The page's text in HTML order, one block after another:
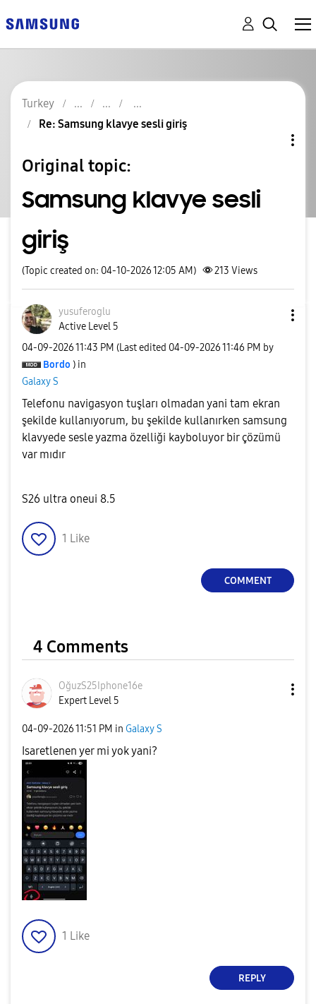
Turkey
Re: Samsung klavye sesli giriş
Original topic:
Samsung klavye sesli
giriş
(Topic created on: 04-10-2026 12:05 AM) 213 Views
yusuferoglu
Active Level 5
‎04-09-202611:43 PM (Last edited ‎04-09-202611:46 PM by
Bordo ) in
Galaxy S
Telefonu navigasyon tuşları olmadan yani tam ekran
şekilde kullanıyorum, bu şekilde kullanırken samsung
klavyede sesle yazma özelliği kayboluyor bir çözümü
var mıdır
S26 ultra oneui 8.5
1 Like
COMMENT
4 Comments
OğuzS25Iphone16e
Expert Level 5
‎04-09-202611:51 PM in Galaxy S
Isaretlenen yer mi yok yani?
1 Like
REPLY